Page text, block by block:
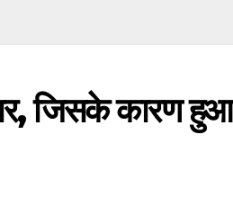
जिसके कारण हुआ